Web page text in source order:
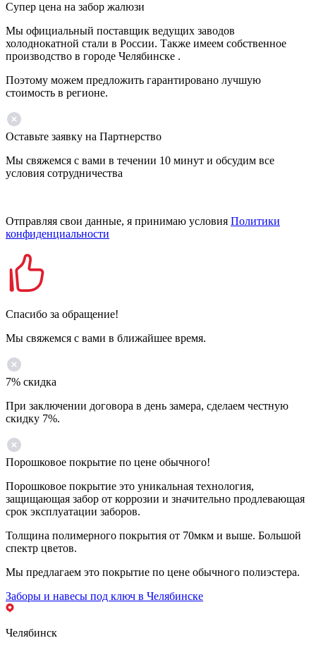
Супер цена на забор жалюзи
Мы официальный поставщик ведущих заводов
холоднокатной стали в России. Также имеем собственное
производство в городе Челябинске .
Поэтому можем предложить гарантировано лучшую
стоимость в регионе.
Оставьте заявку на Партнерство
Мы свяжемся с вами в течении 10 минут и обсудим все
условия сотрудничества
Отправляя свои данные, я принимаю условия Политики
конфиденциальности
Спасибо за обращение!
Мы свяжемся с вами в ближайшее время.
7% скидка
При заключении договора в день замера, сделаем честную
скидку 7%.
Порошковое покрытие по цене обычного!
Порошковое покрытие это уникальная технология,
защищающая забор от коррозии и значительно продлевающая
срок эксплуатации заборов.
Толщина полимерного покрытия от 70мкм и выше. Большой
спектр цветов.
Мы предлагаем это покрытие по цене обычного полиэстера.
Заборы и навесы под ключ в Челябинске
Челябинск